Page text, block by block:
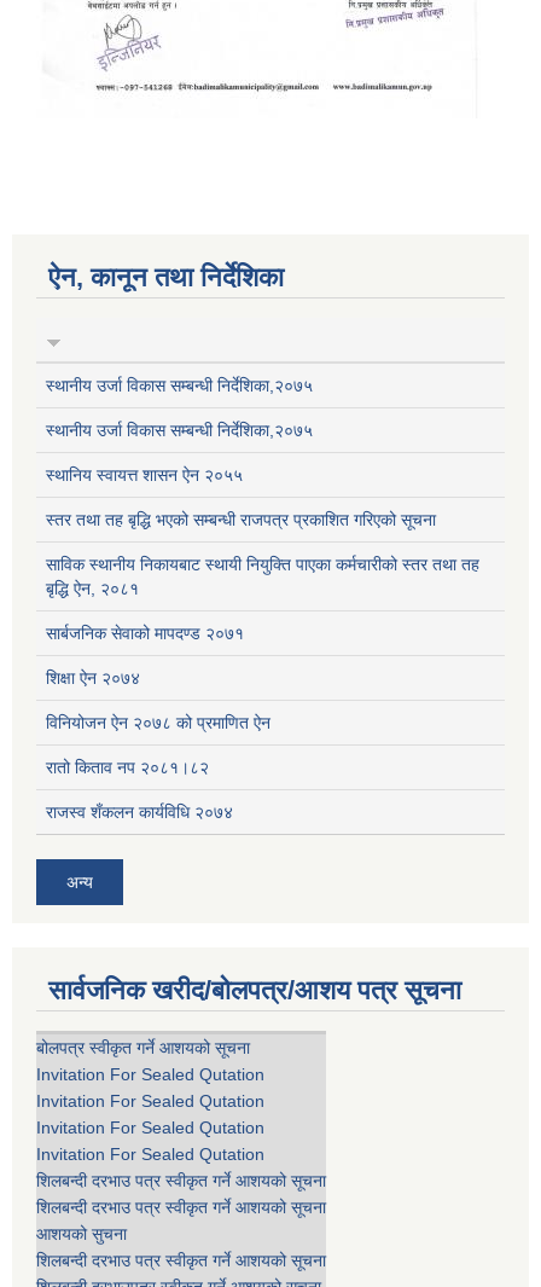
ऐन, कानून तथा निर्देशिका
स्थानीय उर्जा विकास सम्बन्धी निर्देशिका,२०७५
स्थानीय उर्जा विकास सम्बन्धी निर्देशिका,२०७५
स्थानिय स्वायत्त शासन ऐन २०५५
स्तर तथा तह बृद्धि भएको सम्बन्धी राजपत्र प्रकाशित गरिएको सूचना
साविक स्थानीय निकायबाट स्थायी नियुक्ति पाएका कर्मचारीको स्तर तथा तह
बृद्धि ऐन, २०८१
सार्बजनिक सेवाको मापदण्ड २०७१
शिक्षा ऐन २०७४
विनियोजन ऐन २०७८ को प्रमाणित ऐन
रातो किताव नप २०८१।८२
राजस्व शँकलन कार्यविधि २०७४
अन्य
सार्वजनिक खरीद/बोलपत्र/आशय पत्र सूचना
बोलपत्र स्वीकृत गर्ने आशयको सूचना
Invitation For Sealed Qutation
Invitation For Sealed Qutation
Invitation For Sealed Qutation
Invitation For Sealed Qutation
शिलबन्दी दरभाउ पत्र स्वीकृत गर्ने आशयको सूचना
शिलबन्दी दरभाउ पत्र स्वीकृत गर्ने आशयको सूचना
आशयको सुचना
शिलबन्दी दरभाउ पत्र स्वीकृत गर्ने आशयको सूचना